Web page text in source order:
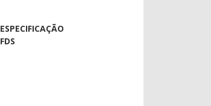
ESPECIFICAÇÃO
FDS